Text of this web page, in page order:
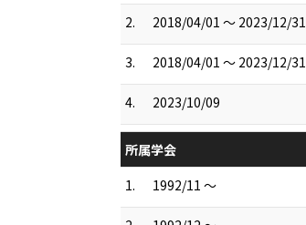
2. 2018/04/01 ～ 2023/12/31
3. 2018/04/01 ～ 2023/12/31
4. 2023/10/09
所属学会
1.
1992/11 ～